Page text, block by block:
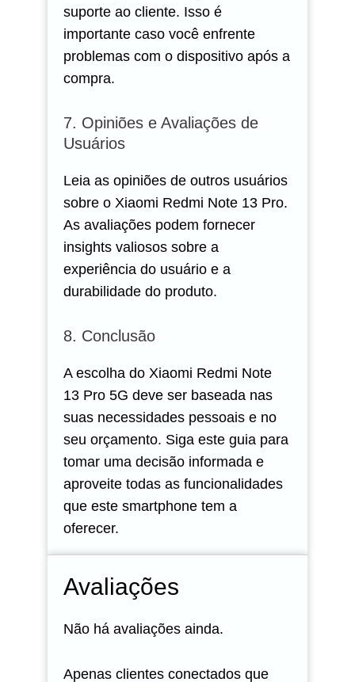
suporte ao cliente. Isso é
importante caso você enfrente
problemas com o dispositivo após a
compra.
7. Opiniões e Avaliações de
Usuários
Leia as opiniões de outros usuários
sobre o Xiaomi Redmi Note 13 Pro.
As avaliações podem fornecer
insights valiosos sobre a
experiência do usuário e a
durabilidade do produto.
8. Conclusão
A escolha do Xiaomi Redmi Note
13 Pro 5G deve ser baseada nas
suas necessidades pessoais e no
seu orçamento. Siga este guia para
tomar uma decisão informada e
aproveite todas as funcionalidades
que este smartphone tem a
oferecer.
Avaliações
Não há avaliações ainda.
Apenas clientes conectados que